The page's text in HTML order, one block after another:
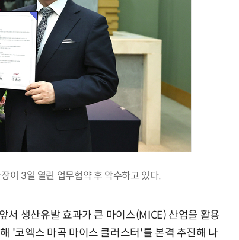
이 3일 열린 업무협약 후 악수하고 있다.
생산유발 효과가 큰 마이스(MICE) 산업을 활용
'코엑스 마곡 마이스 클러스터'를 본격 추진해 나